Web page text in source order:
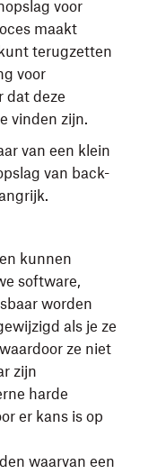
voor
maakt
terugzetten
voor
dat deze
vinden zijn.
van een klein
van back-
kunnen
software,
worden
als je ze
ze niet
zijn
harde
er kans is op
waarvan een